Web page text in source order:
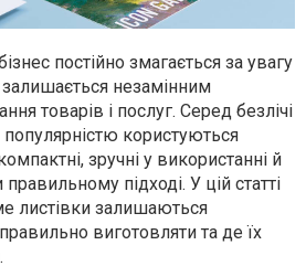
постійно змагається за увагу
незамінним
товарів і послуг. Серед безлічі
користуються
зручні у використанні й
підході. У цій статті
листівки залишаються
виготовляти та де їх